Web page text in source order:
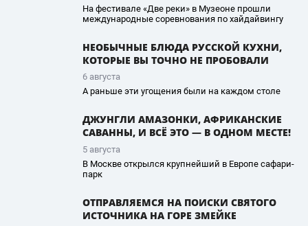
На фестивале «Две реки» в Музеоне прошли
международные соревнования по хайдайвингу
НЕОБЫЧНЫЕ БЛЮДА РУССКОЙ КУХНИ,
КОТОРЫЕ ВЫ ТОЧНО НЕ ПРОБОВАЛИ
6 августа
А раньше эти угощения были на каждом столе
ДЖУНГЛИ АМАЗОНКИ, АФРИКАНСКИЕ
САВАННЫ, И ВСЁ ЭТО — В ОДНОМ МЕСТЕ!
5 августа
В Москве открылся крупнейший в Европе сафари-
парк
ОТПРАВЛЯЕМСЯ НА ПОИСКИ СВЯТОГО
ИСТОЧНИКА НА ГОРЕ ЗМЕЙКЕ